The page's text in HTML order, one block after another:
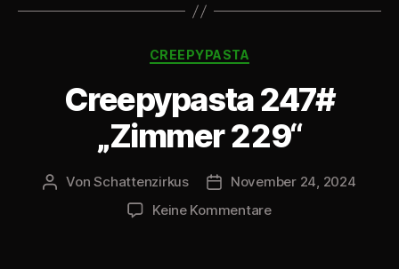
Kategorien
CREEPYPASTA
Creepypasta 247#
„Zimmer 229“
Beitragsautor
VonSchattenzirkus Beitragsdatum
November 24, 2024
Keine Kommentarezu